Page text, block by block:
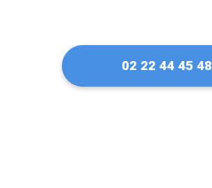
02 22 44 45 48